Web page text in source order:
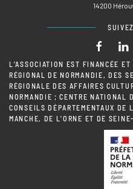
14200
L'ASSOCIATION EST FINANCÉE
RÉGIONAL DE NORMANDIE, DES
RÉGIONALE DES AFFAIRES
NORMANDIE ; CENTRE NATIONAL
CONSEILS DÉPARTEMENTAUX DE
MANCHE, DE L'ORNE ET DE